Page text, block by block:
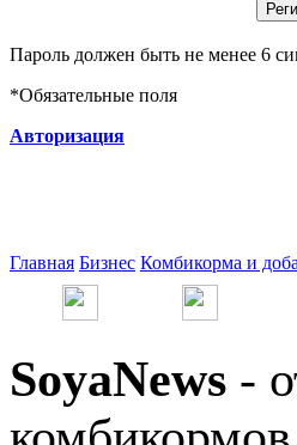
Пароль должен быть не менее 6
*Обязательные поля
Авторизация
Главная Бизнес Комбикорма и
SoyaNews -